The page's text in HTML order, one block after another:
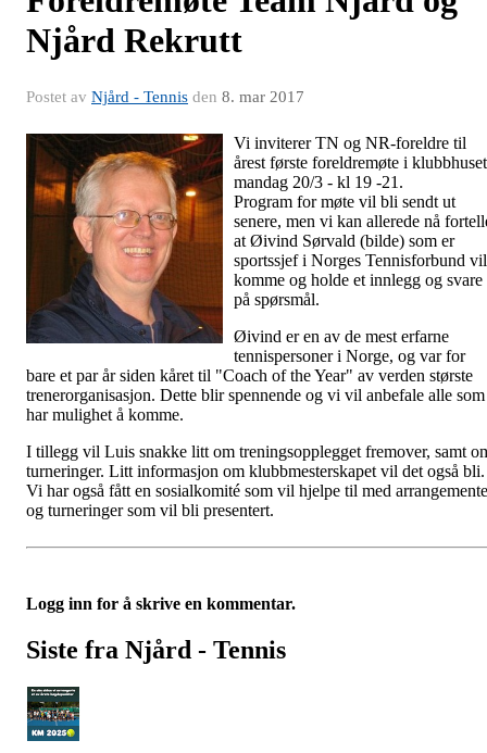
Njård Rekrutt
Postet av Njård - Tennis den 8. mar 2017
Vi inviterer TN og NR-foreldre til
årest første foreldremøte i klubbhuset
mandag 20/3 - kl 19 -21.
Program for møte vil bli sendt ut
senere, men vi kan allerede nå
at Øivind Sørvald (bilde) som er
sportssjef i Norges Tennisforbund vil
komme og holde et innlegg og svare
på spørsmål.
Øivind er en av de mest erfarne
tennispersoner i Norge, og var for
bare et par år siden kåret til "Coach of the Year" av verden største
trenerorganisasjon. Dette blir spennende og vi vil anbefale alle som
har mulighet å komme.
I tillegg vil Luis snakke litt om treningsopplegget fremover, samt
turneringer. Litt informasjon om klubbmesterskapet vil det også bli.
Vi har også fått en sosialkomité som vil hjelpe til med
og turneringer som vil bli presentert.
Logg inn for å skrive en kommentar.
Siste fra Njård - Tennis